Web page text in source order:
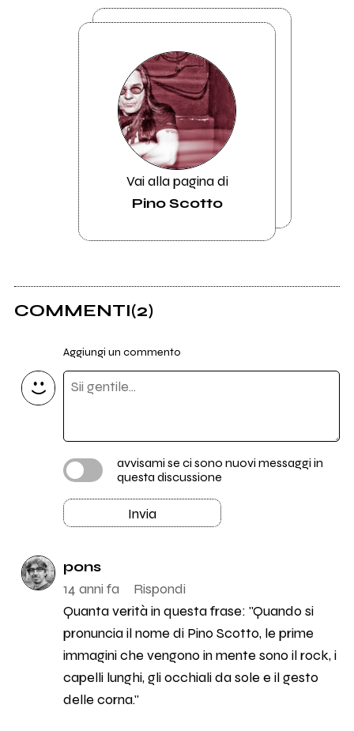
Vai alla pagina di
Pino Scotto
COMMENTI(2)
Aggiungi un commento
avvisami se ci sono nuovi messaggi in
questa discussione
Invia
pons
14 anni fa
Rispondi
Quanta verità in questa frase: "Quando si
pronuncia il nome di Pino Scotto, le prime
immagini che vengono in mente sono il rock, i
capelli lunghi, gli occhiali da sole e il gesto
delle corna."